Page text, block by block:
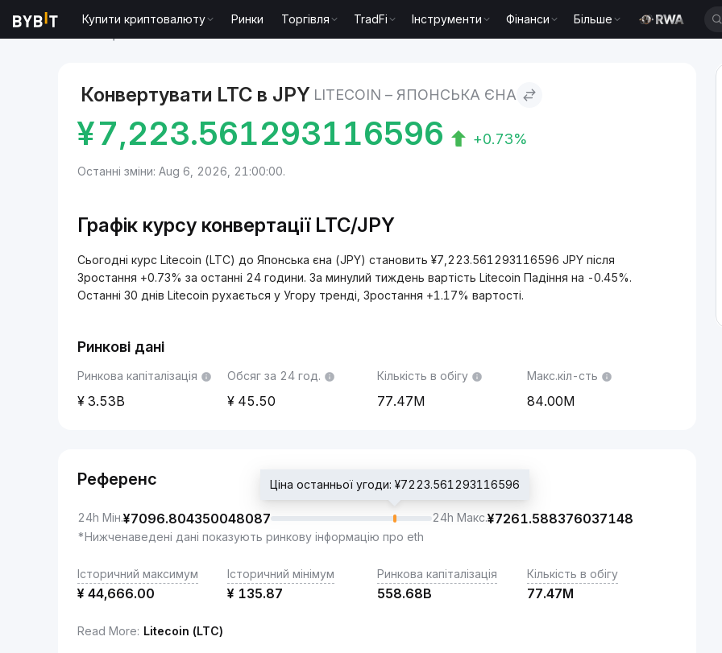
Купити криптовалюту Ринки Торгівля TradFi Інструменти Фінанси Більше
Конвертувати LTC в JPY LITECOIN – ЯПОНСЬКА ЄНА
¥7,223.561293116596 +0.73%
Останні зміни: Aug 6, 2026, 21:00:00.
Графік курсу конвертації LTC/JPY
Сьогодні курс Litecoin (LTC) до Японська єна (JPY) становить ¥7,223.561293116596 JPY після
Зростання +0.73% за останні 24 години. За минулий тиждень вартість Litecoin Падіння на -0.45%.
Останні 30 днів Litecoin рухається у Угору тренді, Зростання +1.17% вартості.
Ринкові дані
Ринкова капіталізація
3.53B
Обсяг за 24 год.
45.50
Кількість в обігу
77.47M
Макс.кіл-сть
84.00M
Референс
24h Мін.¥7096.804350048087
Ціна останньої угоди: ¥7223.561293116596
24h Макс.¥7261.588376037148
*Нижченаведені дані показують ринкову інформацію про eth
Історичний максимум
¥ 44,666.00
Історичний мінімум
¥ 135.87
Ринкова капіталізація
558.68B
Кількість в обігу
77.47M
Read More: Litecoin (LTC)